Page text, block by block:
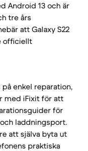
Android 13 och är
tre års
att Galaxy S22
officiellt
enkel reparation,
med iFixit för att
för
laddningsport.
att själva byta ut
praktiska